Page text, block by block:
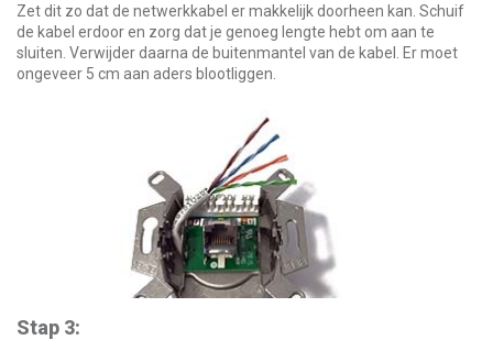
Zet dit zo dat de netwerkkabel er makkelijk doorheen kan. Schuif
de kabel erdoor en zorg dat je genoeg lengte hebt om aan te
sluiten. Verwijder daarna de buitenmantel van de kabel. Er moet
ongeveer 5 cm aan aders blootliggen.
Stap 3: